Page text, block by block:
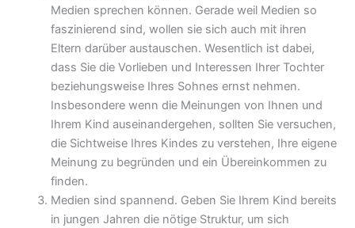
Medien sprechen können. Gerade weil Medien so
faszinierend sind, wollen sie sich auch mit ihren
Eltern darüber austauschen. Wesentlich ist dabei,
dass Sie die Vorlieben und Interessen Ihrer Tochter
beziehungsweise Ihres Sohnes ernst nehmen.
Insbesondere wenn die Meinungen von Ihnen und
Ihrem Kind auseinandergehen, sollten Sie versuchen,
die Sichtweise Ihres Kindes zu verstehen, Ihre eigene
Meinung zu begründen und ein Übereinkommen zu
finden.
Medien sind spannend. Geben Sie Ihrem Kind bereits
in jungen Jahren die nötige Struktur, um sich